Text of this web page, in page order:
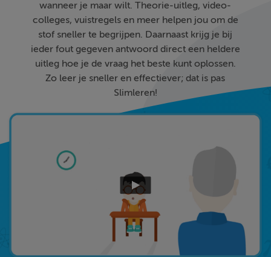
wanneer je maar wilt. Theorie-uitleg, video-
colleges, vuistregels en meer helpen jou om de
stof sneller te begrijpen. Daarnaast krijg je bij
ieder fout gegeven antwoord direct een heldere
uitleg hoe je de vraag het beste kunt oplossen.
Zo leer je sneller en effectiever; dat is pas
Slimleren!